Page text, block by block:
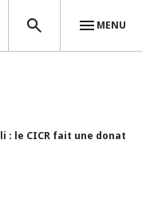
MENU
: le CICR fait une